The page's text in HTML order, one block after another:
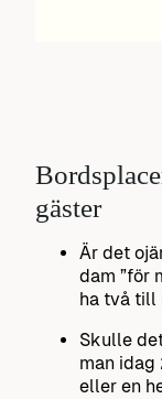
gäster
Är det
dam ”för
ha två till
Skulle
man idag
eller en